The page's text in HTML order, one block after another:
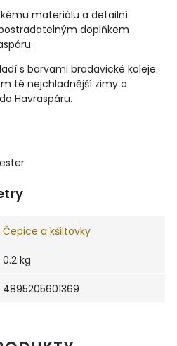
materiálu a detailní
doplňkem
s barvami bradavické koleje.
té nejchladnější zimy a
Havraspáru.
Čepice a kšiltovky
0.2 kg
4895205601369